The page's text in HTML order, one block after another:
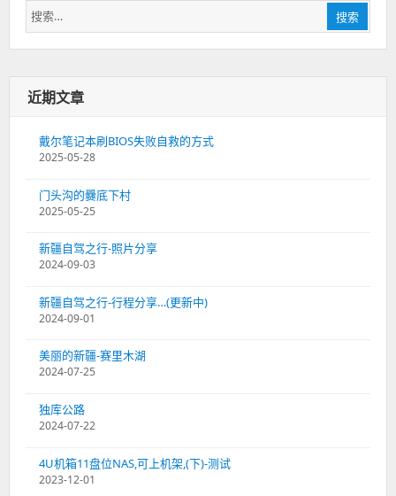
搜
索：
搜索
近期文章
戴尔笔记本刷BIOS失败自救的方式
2025-05-28
门头沟的爨底下村
2025-05-25
新疆自驾之行-照片分享
2024-09-03
新疆自驾之行-行程分享…(更新中)
2024-09-01
美丽的新疆-赛里木湖
2024-07-25
独库公路
2024-07-22
4U机箱11盘位NAS,可上机架,(下)-测试
2023-12-01